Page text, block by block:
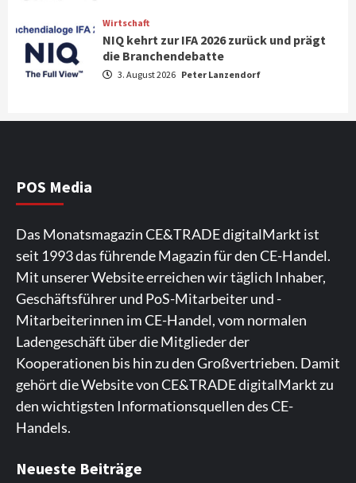
News aus dem Internet
Großer Bild-Vergleichstest 55-Zoll
Fernsehgeräte
5
6
CHERRY baut Vertriebsteam in
strategisch wichtigen Märkten aus
7
Smart Living Top Story
Verbraucher setzen immer mehr auf
Klimageräte und Ventilatoren
Wirtschaft
NIQ kehrt zur IFA 2026 zurück und prägt
die Branchendebatte
3. August 2026 Peter Lanzendorf
POS Media
Das Monatsmagazin CE&TRADE digitalMarkt ist
seit 1993 das führende Magazin für den CE-Handel.
Mit unserer Website erreichen wir täglich Inhaber,
Geschäftsführer und PoS-Mitarbeiter und -
Mitarbeiterinnen im CE-Handel, vom normalen
Ladengeschäft über die Mitglieder der
Kooperationen bis hin zu den Großvertrieben. Damit
gehört die Website von CE&TRADE digitalMarkt zu
den wichtigsten Informationsquellen des CE-
Handels.
Plattform bietet Casinospiele und verschiedene
komfortables Spielerlebnis. Die App ermöglicht
Die Gaming-Plattform bietet eine große Auswahl an
Ein weiterer Ort, an dem man Spielautomaten
Neueste Beiträge